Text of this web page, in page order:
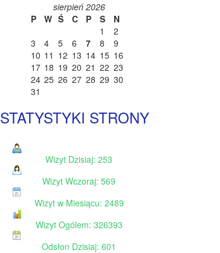
sierpień 2026
P
W Ś C P S
N
1
2
3
4 5 6 7 8
9
10 11 12 13 14 15 16
17 18 19 20 21 22 23
24 25 26 27 28 29 30
31
STATYSTYKI STRONY
Wizyt Dzisiaj: 253
Wizyt Wczoraj: 569
Wizyt w Miesiącu: 2489
Wizyt Ogólem: 326393
Odsłon Dzisiaj: 601